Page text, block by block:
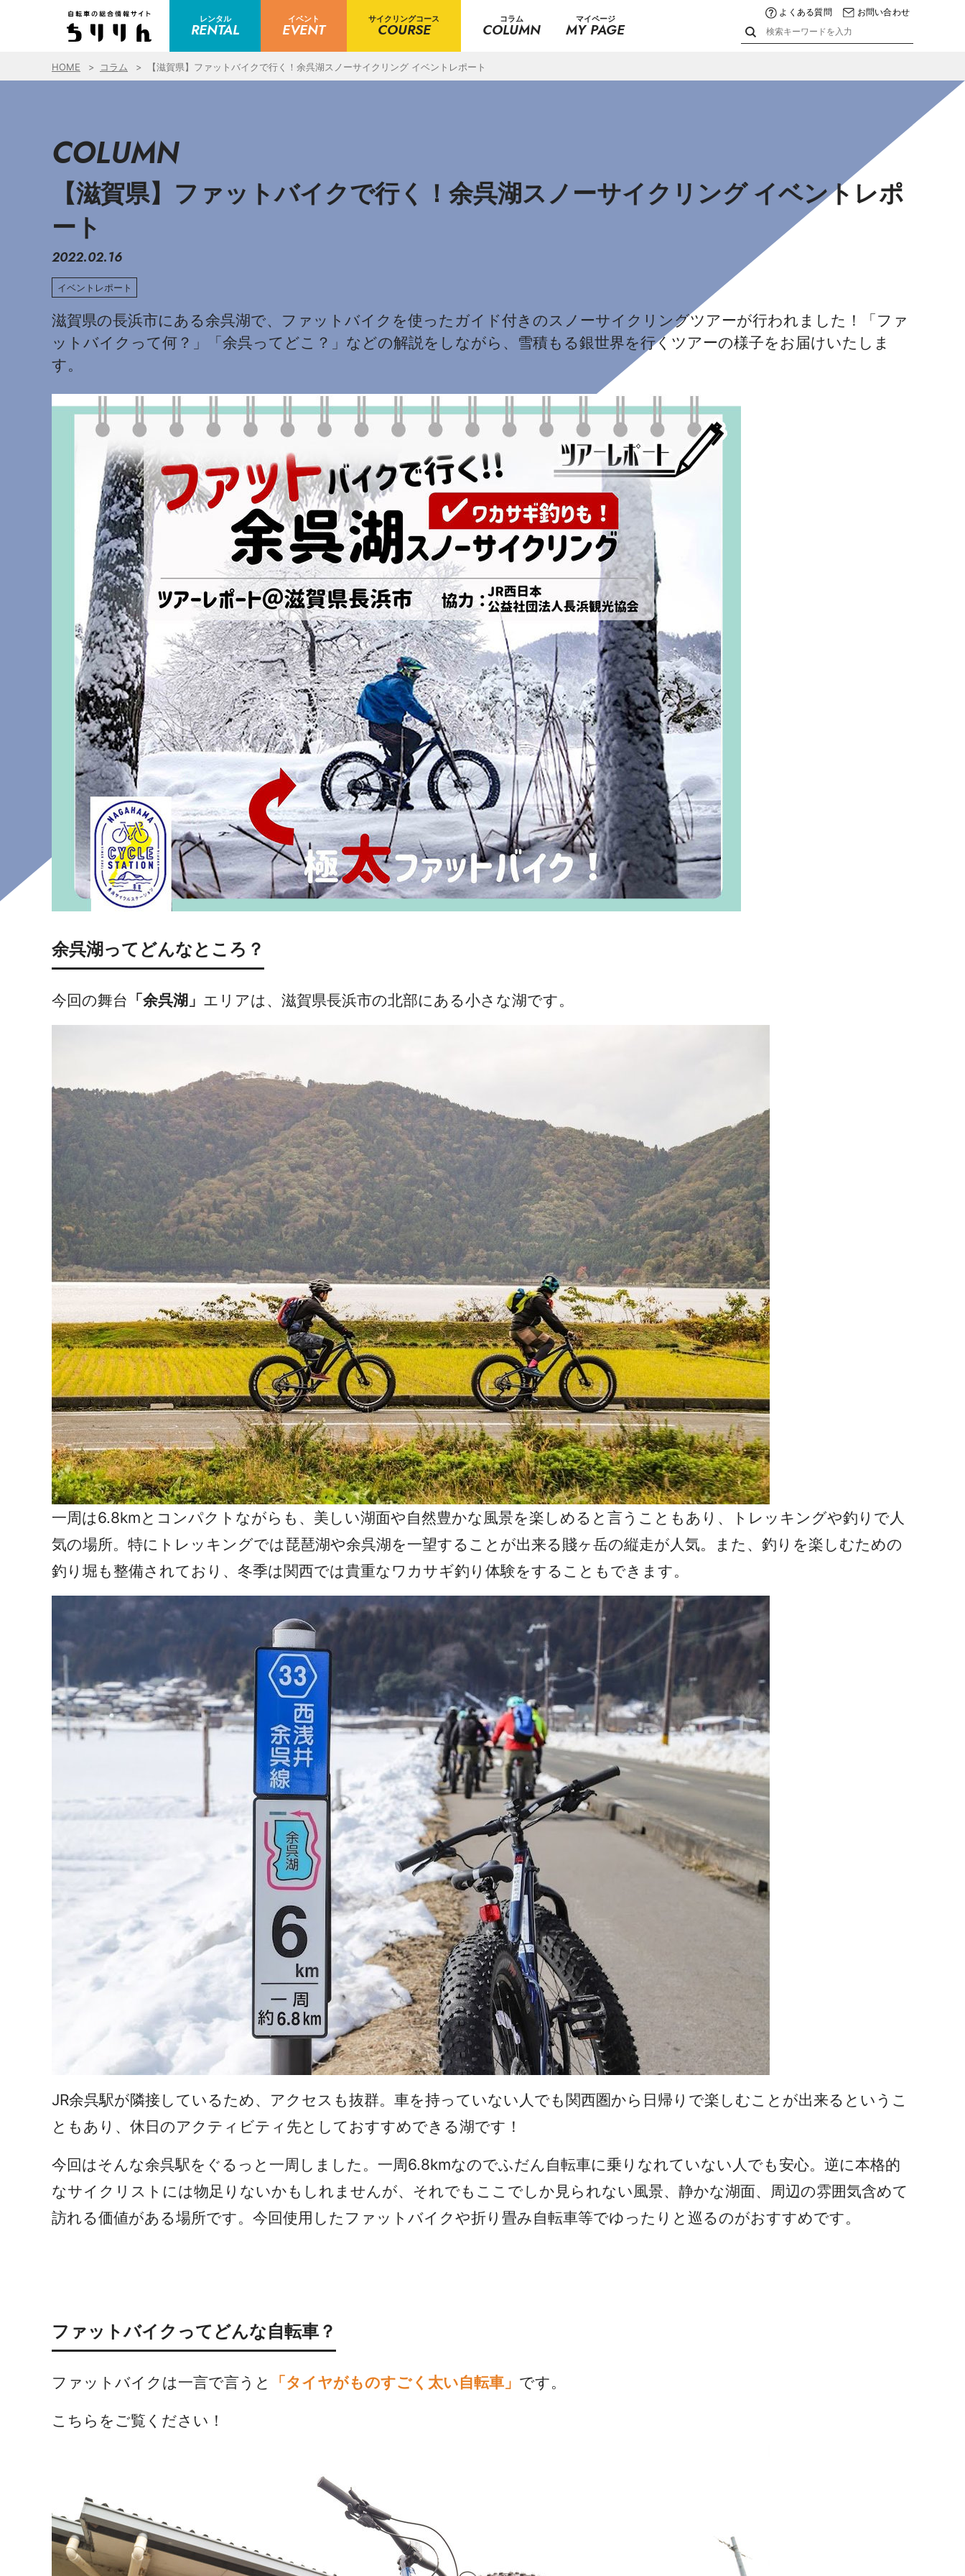
レンタル
RENTAL
イベント
EVENT
サイクリングコース
COURSE
コラム
COLUMN
マイページ
MY PAGE
よくある質問 お問い合わせ
HOME コラム 【滋賀県】ファットバイクで行く！余呉湖スノーサイクリング イベントレポート
COLUMN
【滋賀県】ファットバイクで行く！余呉湖スノーサイクリング イベントレポ
ート
2022.02.16
イベントレポート
滋賀県の長浜市にある余呉湖で、ファットバイクを使ったガイド付きのスノーサイクリングツアーが行われました！「ファ
ットバイクって何？」「余呉ってどこ？」などの解説をしながら、雪積もる銀世界を行くツアーの様子をお届けいたしま
す。
余呉湖ってどんなところ？
今回の舞台 「余呉湖」 エリアは、滋賀県長浜市の北部にある小さな湖です。
一周は6.8kmとコンパクトながらも、美しい湖面や自然豊かな風景を楽しめると言うこともあり、トレッキングや釣りで人
気の場所。特にトレッキングでは琵琶湖や余呉湖を一望することが出来る賤ヶ岳の縦走が人気。また、釣りを楽しむための
釣り堀も整備されており、冬季は関西では貴重なワカサギ釣り体験をすることもできます。
JR余呉駅が隣接しているため、アクセスも抜群。車を持っていない人でも関西圏から日帰りで楽しむことが出来るというこ
ともあり、休日のアクティビティ先としておすすめできる湖です！
今回はそんな余呉駅をぐるっと一周しました。一周6.8kmなのでふだん自転車に乗りなれていない人でも安心。逆に本格的
なサイクリストには物足りないかもしれませんが、それでもここでしか見られない風景、静かな湖面、周辺の雰囲気含めて
訪れる価値がある場所です。今回使用したファットバイクや折り畳み自転車等でゆったりと巡るのがおすすめです。
ファットバイクってどんな自転車？
ファットバイクは一言で言うと 「タイヤがものすごく太い自転車」 です。
こちらをご覧ください！